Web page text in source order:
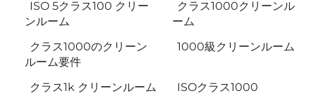
ISO 5クラス100 クリー
ンルーム
クラス1000クリーンル
ーム
クラス1000のクリーン
ルーム要件
1000級クリーンルーム
クラス1k クリーンルーム
ISOクラス1000